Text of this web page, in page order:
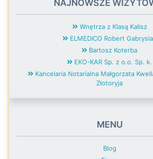
NAJNOWSZE
Wnętrza z Klasą Kalisz
ELMEDICO Robert
Bartosz Koterba
EKO-KAR Sp. z o.o. Sp. k.
Kancelaria Notarialna Małgorzata
Złotoryja
MENU
Blog